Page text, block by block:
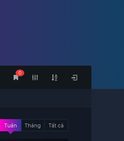
0
Tuần Tháng Tất cả